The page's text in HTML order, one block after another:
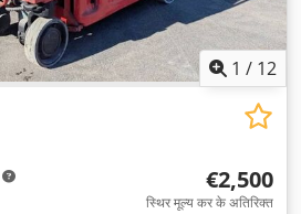
1 / 12
€2,500
स्थिर मूल्य कर के अतिरिक्त